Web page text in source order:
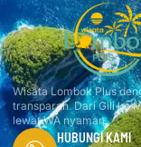
Wisata Lombok Plus
transparan. Dari Gili ke
lewat WA nyaman.
HUBUNGI KAMI